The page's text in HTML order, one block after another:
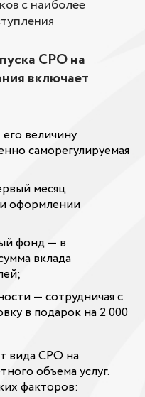
с наиболее
СРО на
включает
величину
саморегулируемая
месяц
оформлении
фонд — в
вклада
— сотрудничая с
в подарок на 2 000
вида СРО на
объема услуг.
факторов: